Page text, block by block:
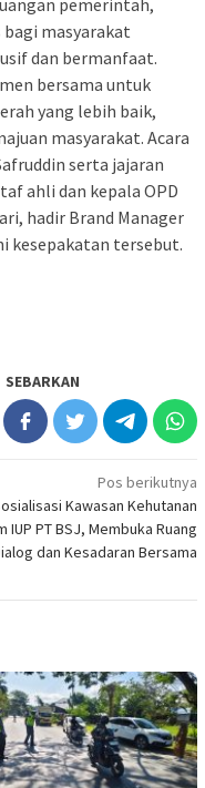
masyarakat
dan bermanfaat.
bersama untuk
yang lebih baik,
masyarakat. Acara
serta jajaran
ahli dan kepala OPD
hadir Brand Manager
kesepakatan tersebut.
SEBARKAN
Pos berikutnya
Kawasan Kehutanan
IUP PT BSJ, Membuka Ruang
dan Kesadaran Bersama